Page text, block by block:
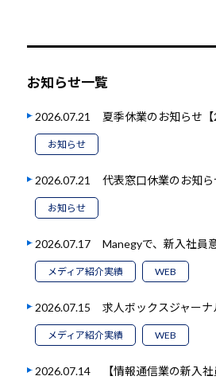
お知らせ一覧
2026.07.21 夏季休業のお知らせ【
お知らせ
2026.07.21 代表窓口休業のお知
お知らせ
2026.07.17 Manegyで、新入社員
メディア紹介実績 WEB
2026.07.15 求人ボックスジャー
メディア紹介実績 WEB
2026.07.14 【情報通信業の新入